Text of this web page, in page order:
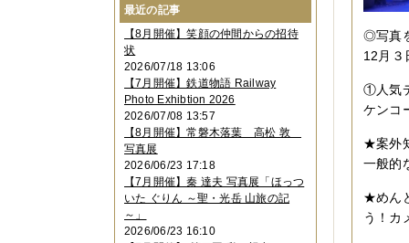
◎写真
12月３
①人気
ケンコ
★案外
一般的
★めん
う！カ
2024年04月
2024年03月（3件）
2024年02月（2件）
2023年12月
2023年11月 （4件）
2023年10月（3件）
2023年09月（4件）
2023年08月 （1件）
2023年06月（3件）
2023年05月
2023年04月 （2件）
2023年03月（5件）
2023年02月（3件）
2023年01月
2022年12月 （3件）
最近の記事
【8月開催】笑顔の仲間からの招待
状
2026/07/18 13:06
【7月開催】鉄道物語 Railway
Photo Exhibtion 2026
2026/07/08 13:57
【8月開催】常磐木落葉 高松 敦
写真展
2026/06/23 17:18
【7月開催】秦 達夫 写真展「ほっつ
いた ぐりん ～聖・光岳 山旅の記
～」
2026/06/23 16:10